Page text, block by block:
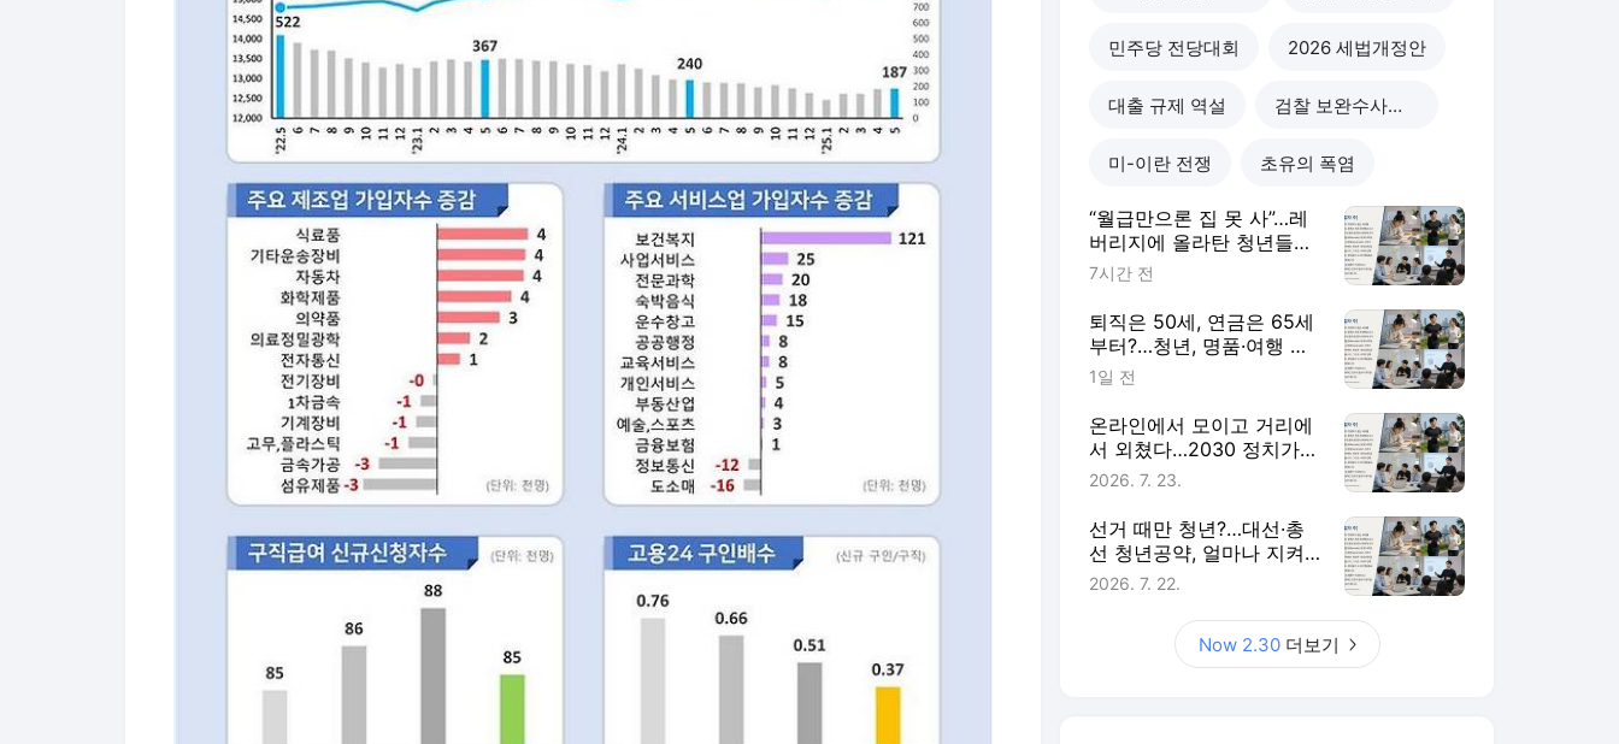
민주당 전당대회 2026 세법개정안
대출 규제 역설 검찰 보완수사권 폐지
미-이란 전쟁 초유의 폭염
“월급만으론 집 못 사”…레
버리지에 올라탄 청년들
[Now 2.30]
7시간 전
퇴직은 50세, 연금은 65세
부터?…청년, 명품·여행 대
신 노후준비 [Now 2.30]
1일 전
온라인에서 모이고 거리에
서 외쳤다…2030 정치가
달라졌다 [Now 2.30]
2026. 7. 23.
선거 때만 청년?…대선·총
선 청년공약, 얼마나 지켜
졌나 [Now 2.30]
2026. 7. 22.
Now 2.30 더보기